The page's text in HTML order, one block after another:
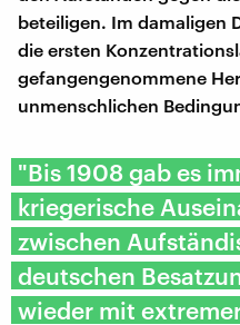
beteiligen. Im damaligen
die ersten
gefangengenommene
unmenschlichen
"Bis 1908 gab es
kriegerische
zwischen
deutschen
wieder mit